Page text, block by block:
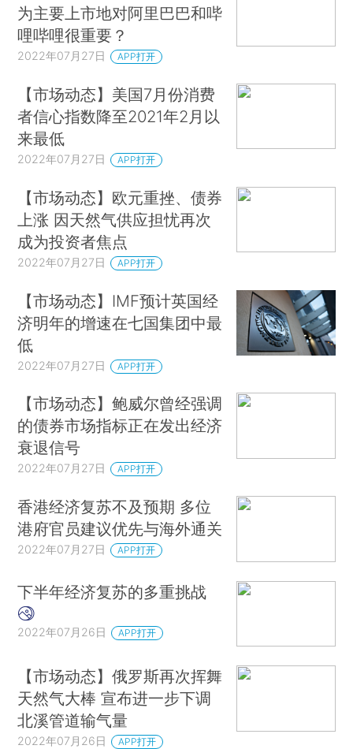
为主要上市地对阿里巴巴和哔
哩哔哩很重要？
2022年07月27日 APP打开
【市场动态】美国7月份消费
者信心指数降至2021年2月以
来最低
2022年07月27日 APP打开
【市场动态】欧元重挫、债券
上涨 因天然气供应担忧再次
成为投资者焦点
2022年07月27日 APP打开
【市场动态】IMF预计英国经
济明年的增速在七国集团中最
低
2022年07月27日 APP打开
【市场动态】鲍威尔曾经强调
的债券市场指标正在发出经济
衰退信号
2022年07月27日 APP打开
香港经济复苏不及预期 多位
港府官员建议优先与海外通关
2022年07月27日 APP打开
下半年经济复苏的多重挑战
2022年07月26日 APP打开
【市场动态】俄罗斯再次挥舞
天然气大棒 宣布进一步下调
北溪管道输气量
2022年07月26日 APP打开